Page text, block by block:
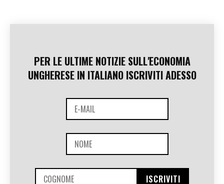
PER LE ULTIME NOTIZIE SULL'ECONOMIA
UNGHERESE IN ITALIANO ISCRIVITI ADESSO